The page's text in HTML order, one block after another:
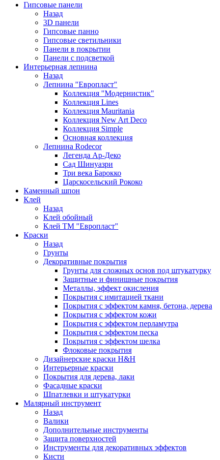
Гипсовые панели
Назад
3D панели
Гипсовые панно
Гипсовые светильники
Панели в покрытии
Панели с подсветкой
Интерьерная лепнина
Назад
Лепнина "Европласт"
Коллекция "Модернистик"
Коллекция Lines
Коллекция Mauritania
Коллекция New Art Deco
Коллекция Simple
Основная коллекция
Лепнина Rodecor
Легенда Ар-Деко
Сад Шинуазри
Три века Барокко
Царскосельский Рококо
Каменный шпон
Клей
Назад
Клей обойный
Клей ТМ "Европласт"
Краски
Назад
Грунты
Декоративные покрытия
Грунты для сложных основ под штукатурку
Защитные и финишные покрытия
Металлы, эффект окисления
Покрытия с имитацией ткани
Покрытия с эффектом камня, бетона, дерева
Покрытия с эффектом кожи
Покрытия с эффектом перламутра
Покрытия с эффектом песка
Покрытия с эффектом шелка
Флоковые покрытия
Дизайнерские краски H&H
Интерьерные краски
Покрытия для дерева, лаки
Фасадные краски
Шпатлевки и штукатурки
Малярный инструмент
Назад
Валики
Дополнительные инструменты
Защита поверхностей
Инструменты для декоративных эффектов
Кисти